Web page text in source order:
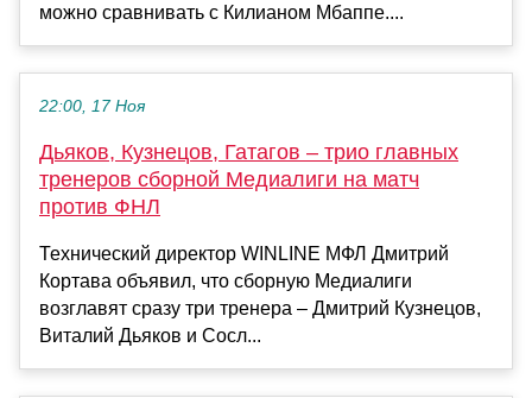
можно сравнивать с Килианом Мбаппе....
22:00, 17 Ноя
Дьяков, Кузнецов, Гатагов – трио главных
тренеров сборной Медиалиги на матч
против ФНЛ
Технический директор WINLINE МФЛ Дмитрий
Кортава объявил, что сборную Медиалиги
возглавят сразу три тренера – Дмитрий Кузнецов,
Виталий Дьяков и Сосл...